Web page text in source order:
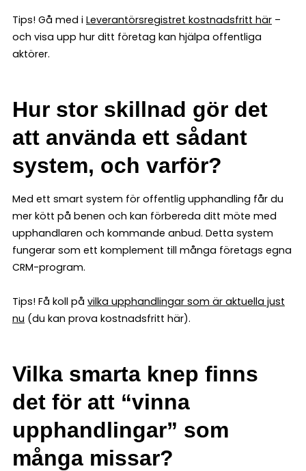
Tips! Gå med i Leverantörsregistret kostnadsfritt här –
och visa upp hur ditt företag kan hjälpa offentliga
aktörer.
Hur stor skillnad gör det
att använda ett sådant
system, och varför?
Med ett smart system för offentlig upphandling får du
mer kött på benen och kan förbereda ditt möte med
upphandlaren och kommande anbud. Detta system
fungerar som ett komplement till många företags egna
CRM-program.
Tips! Få koll på vilka upphandlingar som är aktuella just
nu (du kan prova kostnadsfritt här).
Vilka smarta knep finns
det för att “vinna
upphandlingar” som
många missar?